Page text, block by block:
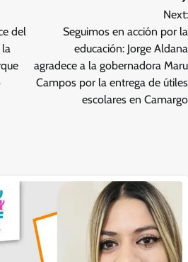
del
Next:
Seguimos en acción por la
educación: Jorge Aldana
agradece a la gobernadora Maru
Campos por la entrega de útiles
escolares en Camargo